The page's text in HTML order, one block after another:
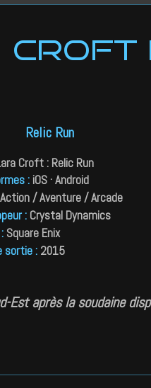
Relic Run
Croft : Relic Run
: iOS · Android
Action / Aventure / Arcade
: Crystal Dynamics
Square Enix
sortie : 2015
Est après la soudaine